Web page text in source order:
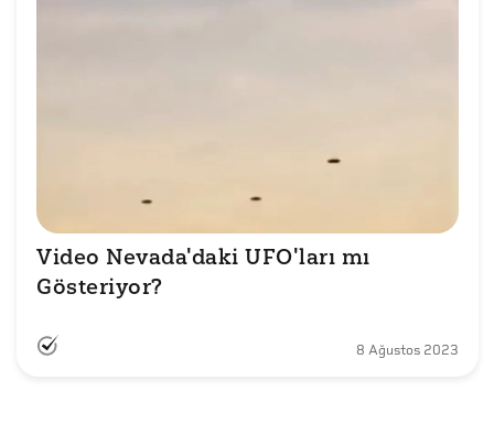
Video Nevada'daki UFO'ları mı
8 Ağustos 2023